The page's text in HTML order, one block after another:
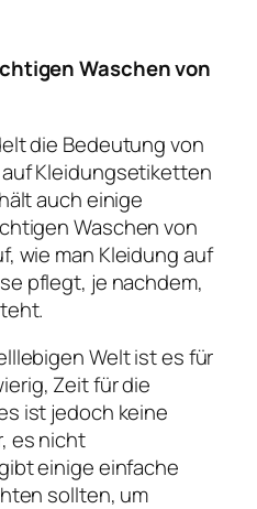
Waschen von
die Bedeutung von
Kleidungsetiketten
auch einige
Waschen von
wie man Kleidung auf
pflegt, je nachdem,
Welt ist es für
Zeit für die
ist jedoch keine
es nicht
einige einfache
sollten, um